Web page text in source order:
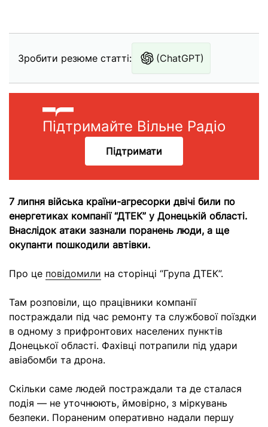
Зробити резюме статті: (ChatGPT)
Підтримайте Вільне Радіо
Підтримати
7 липня війська країни-агресорки двічі били по
енергетиках компанії “ДТЕК” у Донецькій області.
Внаслідок атаки зазнали поранень люди, а ще
окупанти пошкодили автівки.
Про це повідомили на сторінці “Група ДТЕК”.
Там розповіли, що працівники компанії
постраждали під час ремонту та службової поїздки
в одному з прифронтових населених пунктів
Донецької області. Фахівці потрапили під удари
авіабомби та дрона.
Скільки саме людей постраждали та де сталася
подія — не уточнюють, ймовірно, з міркувань
безпеки. Пораненим оперативно надали першу